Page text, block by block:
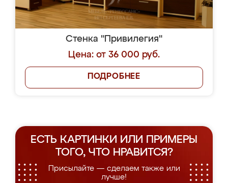
Стенка "Привилегия"
Цена: от 36 000 руб.
ПОДРОБНЕЕ
ЕСТЬ КАРТИНКИ ИЛИ ПРИМЕРЫ
ТОГО, ЧТО НРАВИТСЯ?
Присылайте — сделаем также или
лучше!